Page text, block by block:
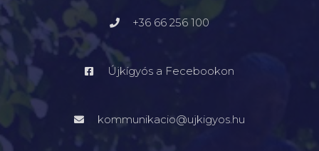
+36 66 256 100
Újkígyós a Fecebookon
kommunikacio@ujkigyos.hu